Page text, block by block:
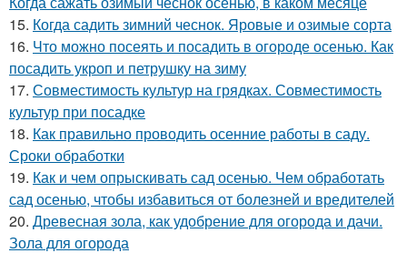
15. Когда садить зимний чеснок. Яровые и озимые сорта
16. Что можно посеять и посадить в огороде осенью. Как
посадить укроп и петрушку на зиму
17. Совместимость культур на грядках. Совместимость
культур при посадке
18. Как правильно проводить осенние работы в саду.
Сроки обработки
19. Как и чем опрыскивать сад осенью. Чем обработать
сад осенью, чтобы избавиться от болезней и вредителей
20. Древесная зола, как удобрение для огорода и дачи.
Зола для огорода